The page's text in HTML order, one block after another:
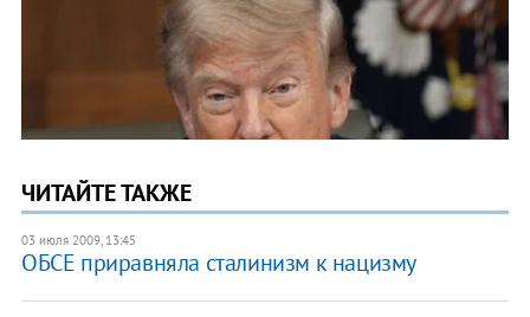
ЧИТАЙТЕ ТАКЖЕ
03 июля 2009, 13:45
ОБСЕ приравняла сталинизм к нацизму